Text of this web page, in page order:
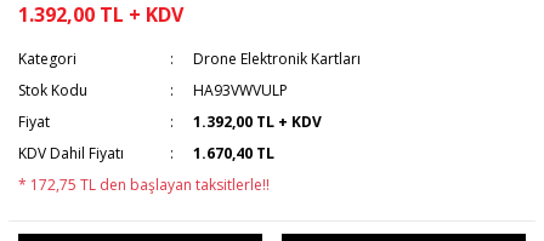
1.392,00 TL + KDV
Kategori
Drone Elektronik Kartları
Stok Kodu
HA93VWVULP
Fiyat
1.392,00 TL + KDV
KDV Dahil Fiyatı
1.670,40 TL
* 172,75 TL den başlayan taksitlerle!!